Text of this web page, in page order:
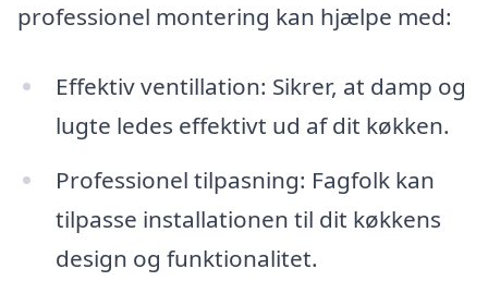
professionel montering kan hjælpe med:
Effektiv ventillation: Sikrer, at damp og
lugte ledes effektivt ud af dit køkken.
Professionel tilpasning: Fagfolk kan
tilpasse installationen til dit køkkens
design og funktionalitet.